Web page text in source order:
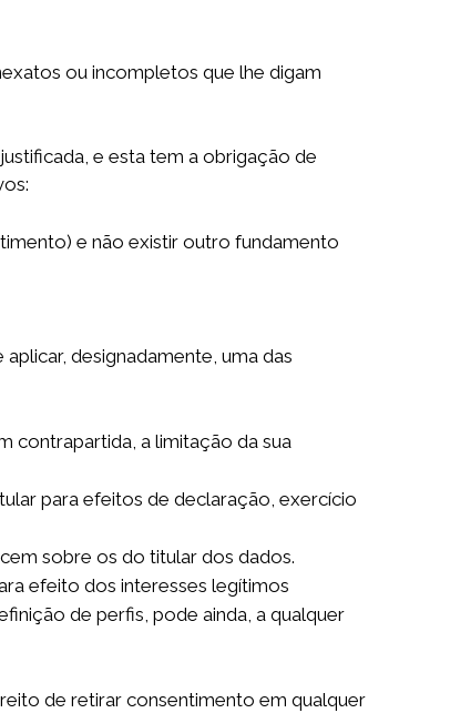
ou incompletos que lhe digam
e esta tem a obrigação de
e não existir outro fundamento
designadamente, uma das
contrapartida, a limitação da sua
para efeitos de declaração, exercício
sobre os do titular dos dados.
efeito dos interesses legítimos
de perfis, pode ainda, a qualquer
de retirar consentimento em qualquer